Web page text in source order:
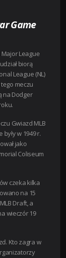
Game
League
biorą
League (NL)
meczu
na Dodger
Gwiazd MLB
w 1949 r.
jako
Coliseum
czeka kilka
na 15
Draft, a
wieczór 19
Kto zagra w